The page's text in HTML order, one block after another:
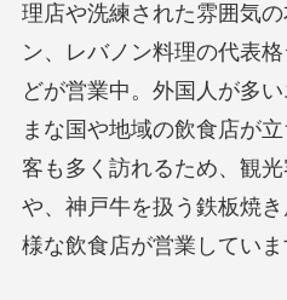
理店や洗練された雰囲気
ン、レバノン料理の代表
どが営業中。外国人が多
まな国や地域の飲食店が
客も多く訪れるため、観
や、神戸牛を扱う鉄板焼
様な飲食店が営業していま